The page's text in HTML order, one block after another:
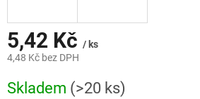
5,42 Kč / ks
4,48 Kč bez DPH
cena:
Skladem (>20 ks)